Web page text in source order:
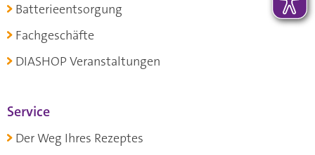
Batterieentsorgung
Fachgeschäfte
DIASHOP Veranstaltungen
Service
Der Weg Ihres Rezeptes